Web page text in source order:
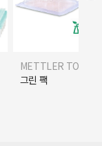
METTLER
그린 팩